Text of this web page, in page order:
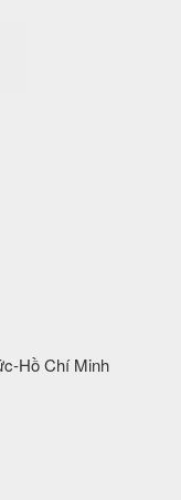
Hồ Chí Minh